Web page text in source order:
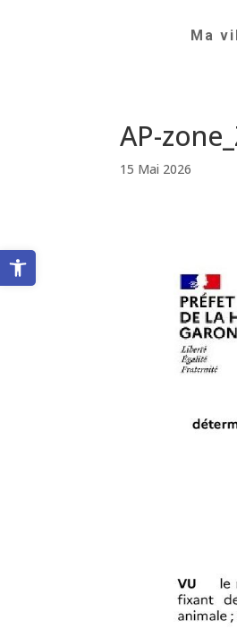
Ouvrir la barre d’outils
Ma
AP-
15 Mai 2026